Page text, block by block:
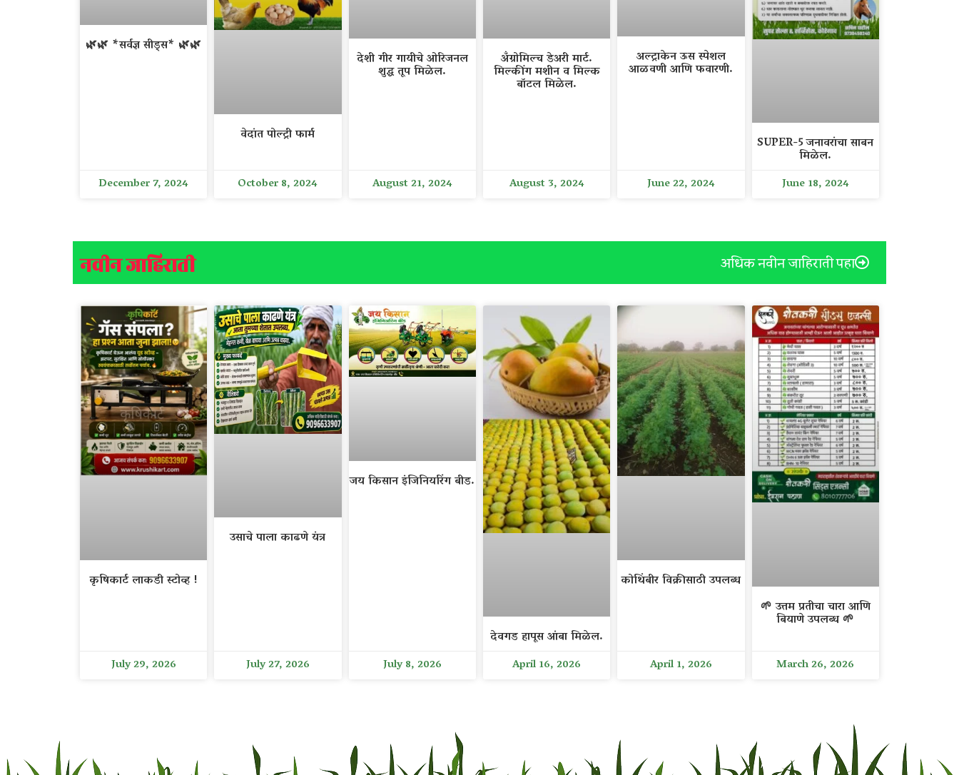
🌿🌿 *सर्वज्ञ सीड्स* 🌿🌿
December 7, 2024
वेदांत पोल्ट्री फार्म
October 8, 2024
देशी गीर गायीचे ओरिजनल
शुद्ध तूप मिळेल.
August 21, 2024
अँग्रोमिल्च डेअरी मार्ट.
मिल्कींग मशीन व मिल्क
बॉटल मिळेल.
August 3, 2024
अल्ट्राकेन ऊस स्पेशल
आळवणी आणि फवारणी.
June 22, 2024
SUPER-5 जनावरांचा साबन
मिळेल.
June 18, 2024
नवीन जाहिराती अधिक नवीन जाहिराती पहा
कृषिकार्ट लाकडी स्टोव्ह !
July 29, 2026
उसाचे पाला काढणे यंत्र
July 27, 2026
जय किसान इंजिनियरिंग बीड.
July 8, 2026
देवगड हापूस आंबा मिळेल.
April 16, 2026
कोथिंबीर विक्रीसाठी उपलब्ध
April 1, 2026
🌱 उत्तम प्रतीचा चारा आणि
बियाणे उपलब्ध 🌱
March 26, 2026